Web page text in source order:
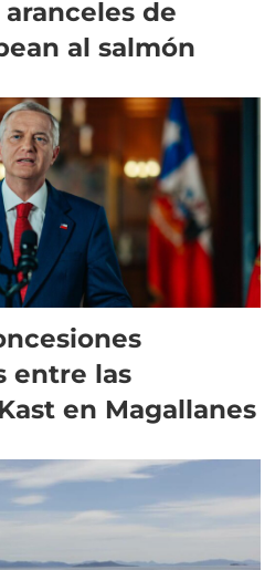
de
al salmón
entre las
en Magallanes